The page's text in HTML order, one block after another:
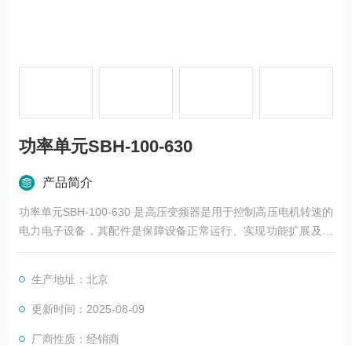
功率单元SBH-100-630
产品简介
功率单元SBH-100-630 是高压变频器是用于控制高压电机转速的
电力电子设备，其配件是保障设备正常运行、实现功能扩展及维
护维修的重要组成部分。这些配件种类繁多，涵盖了功率变换、
生产地址：北京
更新时间：2025-08-09
厂商性质：经销商